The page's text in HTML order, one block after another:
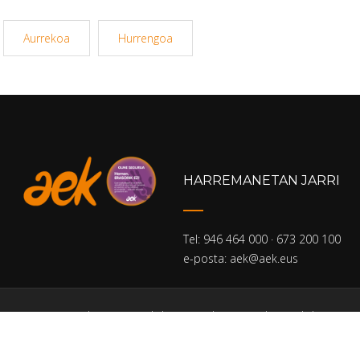
Aurrekoa Hurrengoa
HARREMANETAN JARRI
Tel: 946 464 000 · 673 200 100
e-posta: aek@aek.eus
Home Pribatutasun politika Lege oharra Cookien-politika